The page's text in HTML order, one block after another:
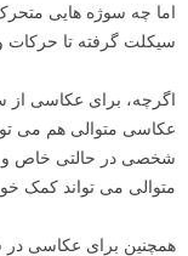
اما چه سوژه هایی
سیکلت گرفته تا حرکات
اگرچه، برای عکاسی از
عکاسی متوالی هم می
شخصی در حالتی خاص و
متوالی می تواند کمک
همچنین برای عکاسی در